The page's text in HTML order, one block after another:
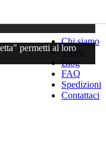
Chi siamo
Video
Blog
FAQ
Spedizioni
Contattaci
permetti al loro